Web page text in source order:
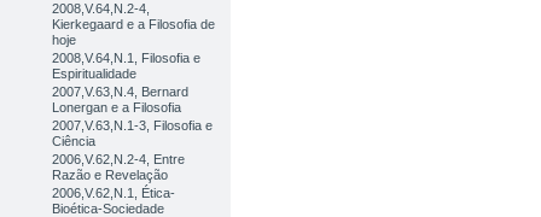
2008,V.64,N.2-4,
Kierkegaard e a Filosofia de
hoje
2008,V.64,N.1, Filosofia e
Espiritualidade
2007,V.63,N.4, Bernard
Lonergan e a Filosofia
2007,V.63,N.1-3, Filosofia e
Ciência
2006,V.62,N.2-4, Entre
Razão e Revelação
2006,V.62,N.1, Ética-
Bioética-Sociedade